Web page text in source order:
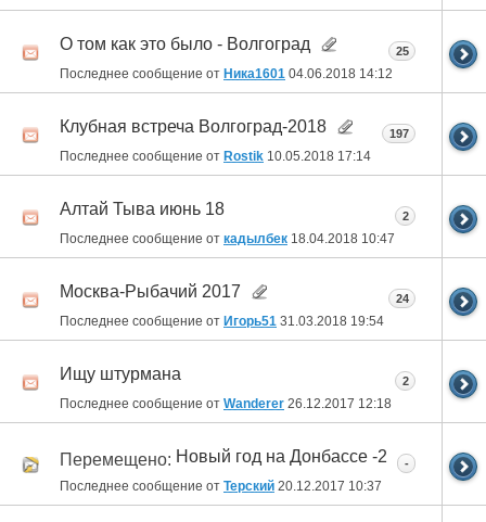
О том как это было - Волгоград
Последнее сообщение от Ника1601 04.06.2018 14:12
25
Клубная встреча Волгоград-2018
Последнее сообщение от Rostik 10.05.2018 17:14
197
Алтай Тыва июнь 18
Последнее сообщение от кадылбек 18.04.2018 10:47
2
Москва-Рыбачий 2017
Последнее сообщение от Игорь51 31.03.2018 19:54
24
Ищу штурмана
Последнее сообщение от Wanderer 26.12.2017 12:18
2
Перемещено: Новый год на Донбассе -2
Последнее сообщение от Терский 20.12.2017 10:37
-